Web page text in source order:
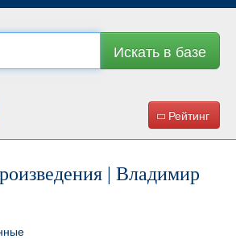
Искать в базе
Рейтинг
| Владимир